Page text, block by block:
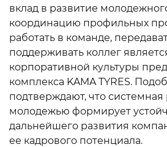
вклад в развитие
координацию профильных
работать в команде,
поддерживать коллег
корпоративной культуры
комплекса KAMA TYRES.
подтверждают, что системная
молодежью формирует
дальнейшего развития
ее кадрового потенциала.